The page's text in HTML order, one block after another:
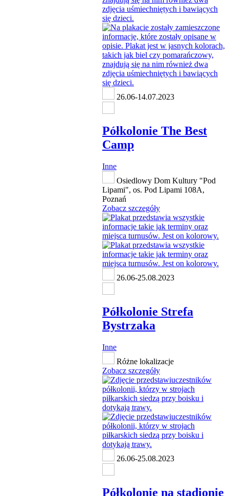
26.06-14.07.2023
Półkolonie The Best
Camp
Inne
Osiedlowy Dom Kultury "Pod
Lipami", os. Pod Lipami 108A,
Poznań
Zobacz szczegóły
26.06-25.08.2023
Półkolonie Strefa
Bystrzaka
Inne
Różne lokalizacje
Zobacz szczegóły
26.06-25.08.2023
Półkolonie na stadionie